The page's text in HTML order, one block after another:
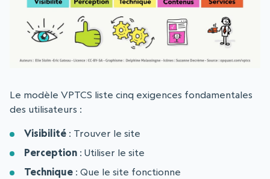
Le modèle VPTCS liste cinq exigences fondamentales
des utilisateurs :
Visibilité : Trouver le site
Perception : Utiliser le site
Technique : Que le site fonctionne